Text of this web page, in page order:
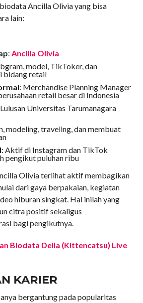
Ancilla Olivia yang bisa
lain:
: Ancilla Olivia
model, TikToker, dan
bidang retail
: Merchandise Planning Manager
retail besar di Indonesia
Universitas Tarumanagara
modeling, traveling, dan membuat
: Aktif di Instagram dan TikTok
pengikut puluhan ribu
Olivia terlihat aktif membagikan
dari gaya berpakaian, kegiatan
hiburan singkat. Hal inilah yang
citra positif sekaligus
bagi pengikutnya.
Biodata Della (Kittencatsu) Live
KARIER
bergantung pada popularitas